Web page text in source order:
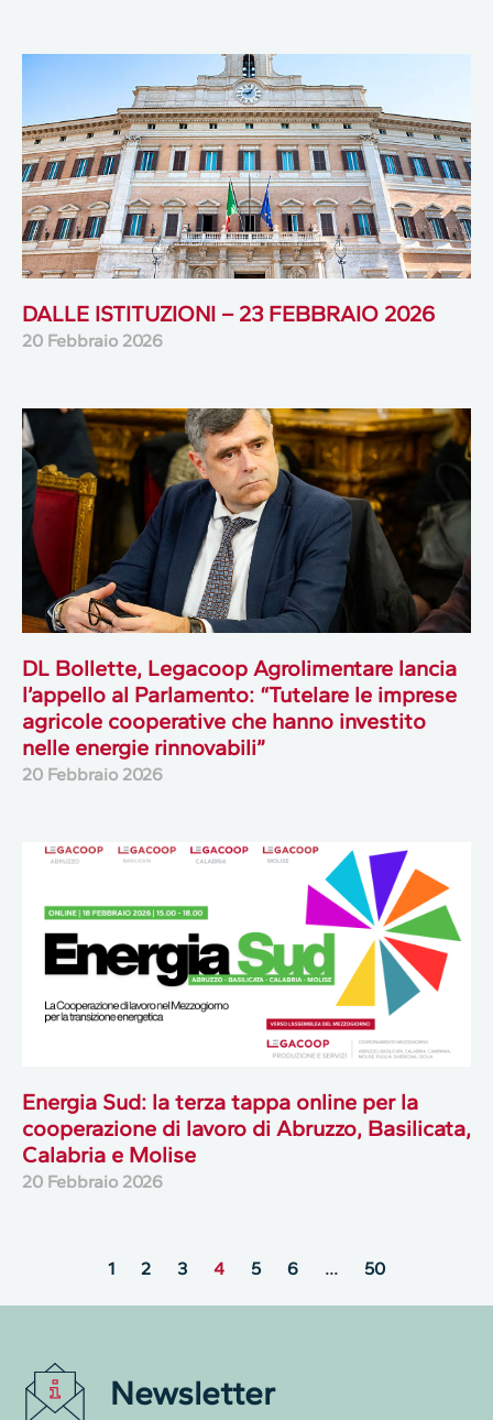
DALLE ISTITUZIONI – 23 FEBBRAIO 2026
20 Febbraio 2026
DL Bollette, Legacoop Agrolimentare lancia
l’appello al Parlamento: “Tutelare le imprese
agricole cooperative che hanno investito
nelle energie rinnovabili”
20 Febbraio 2026
Energia Sud: la terza tappa online per la
cooperazione di lavoro di Abruzzo, Basilicata,
Calabria e Molise
20 Febbraio 2026
1 2 3 4 5 6 … 50
Newsletter